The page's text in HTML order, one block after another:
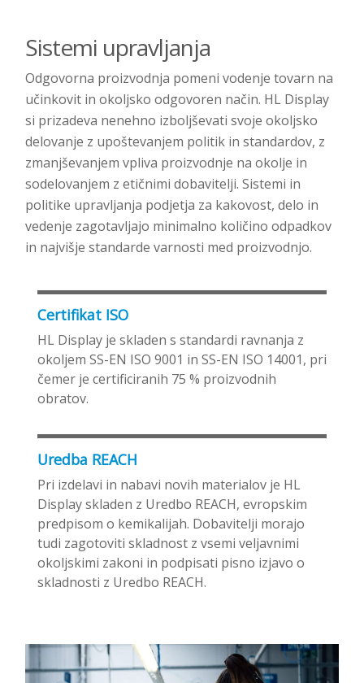
Sistemi upravljanja
Odgovorna proizvodnja pomeni vodenje tovarn na
učinkovit in okoljsko odgovoren način. HL Display
si prizadeva nenehno izboljševati svoje okoljsko
delovanje z upoštevanjem politik in standardov, z
zmanjševanjem vpliva proizvodnje na okolje in
sodelovanjem z etičnimi dobavitelji. Sistemi in
politike upravljanja podjetja za kakovost, delo in
vedenje zagotavljajo minimalno količino odpadkov
in najvišje standarde varnosti med proizvodnjo.
Certifikat ISO
HL Display je skladen s standardi ravnanja z
okoljem SS-EN ISO 9001 in SS-EN ISO 14001, pri
čemer je certificiranih 75 % proizvodnih
obratov.
Uredba REACH
Pri izdelavi in nabavi novih materialov je HL
Display skladen z Uredbo REACH, evropskim
predpisom o kemikalijah. Dobavitelji morajo
tudi zagotoviti skladnost z vsemi veljavnimi
okoljskimi zakoni in podpisati pisno izjavo o
skladnosti z Uredbo REACH.